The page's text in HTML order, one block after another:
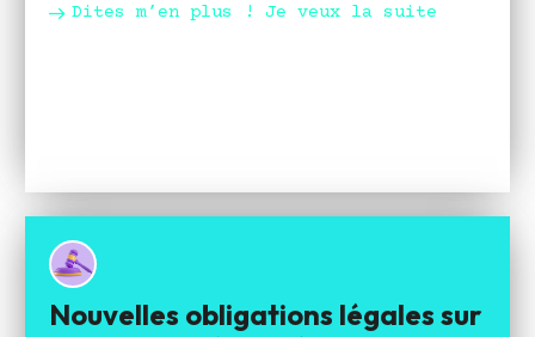
Dites m’en plus ! Je veux la suite
Nouvelles obligations légales sur